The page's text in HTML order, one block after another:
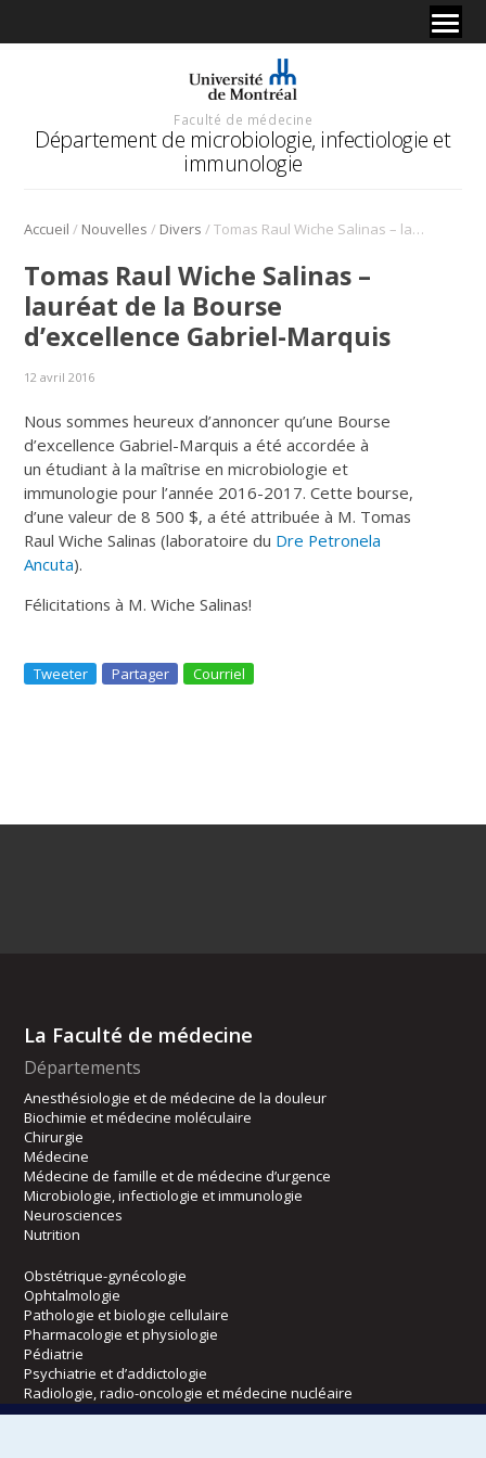
Faculté de médecine
Département de microbiologie, infectiologie et
immunologie
Accueil / Nouvelles / Divers / Tomas Raul Wiche Salinas – lauréat de la Bourse d’excellence Gabriel-Marquis
Tomas Raul Wiche Salinas –
lauréat de la Bourse
d’excellence Gabriel-Marquis
12 avril 2016
Nous sommes heureux d’annoncer qu’une Bourse
d’excellence Gabriel-Marquis a été accordée à
un étudiant à la maîtrise en microbiologie et
immunologie pour l’année 2016-2017. Cette bourse,
d’une valeur de 8 500 $, a été attribuée à M. Tomas
Raul Wiche Salinas (laboratoiredu Dre Petronela
Ancuta).
Félicitations à M. Wiche Salinas!
Tweeter Partager Courriel
La Faculté de médecine
Départements
Anesthésiologie et de médecine de la douleur
Biochimie et médecine moléculaire
Chirurgie
Médecine
Médecine de famille et de médecine d’urgence
Microbiologie, infectiologie et immunologie
Neurosciences
Nutrition
Obstétrique-gynécologie
Ophtalmologie
Pathologie et biologie cellulaire
Pharmacologie et physiologie
Pédiatrie
Psychiatrie et d’addictologie
Radiologie, radio-oncologie et médecine nucléaire